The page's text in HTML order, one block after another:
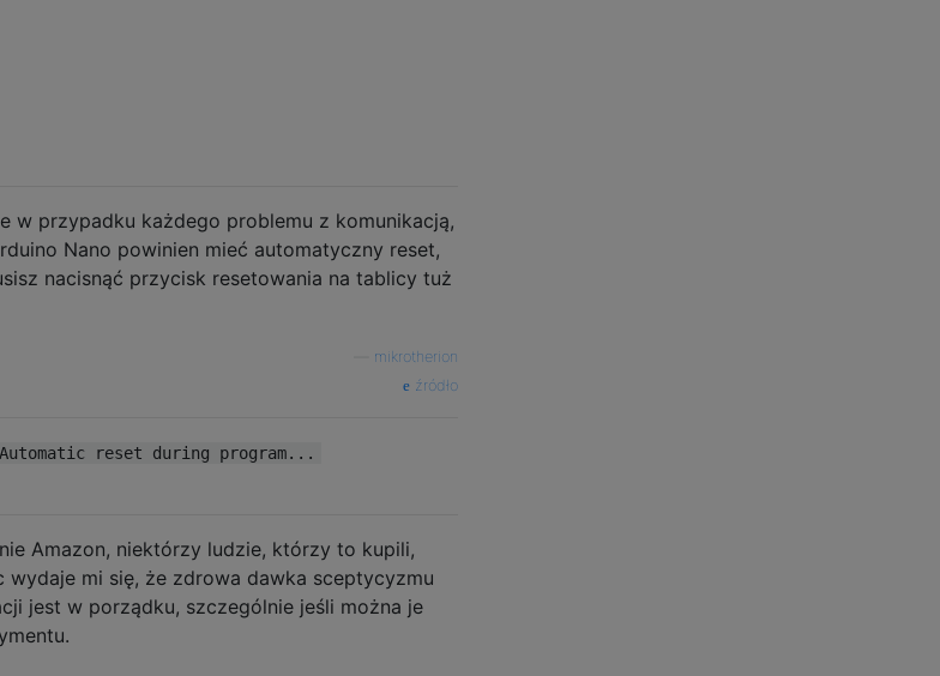
w przypadku każdego problemu z komunikacją,
Nano powinien mieć automatyczny reset,
nacisnąć przycisk resetowania na tablicy tuż
mikrotherion
źródło
reset during program...
Amazon, niektórzy ludzie, którzy to kupili,
mi się, że zdrowa dawka sceptycyzmu
jest w porządku, szczególnie jeśli można je